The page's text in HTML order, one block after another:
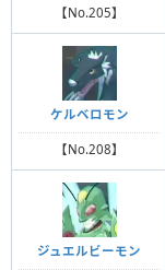
【No.205】
ケルベロモン
【No.208】
ジュエルビーモン